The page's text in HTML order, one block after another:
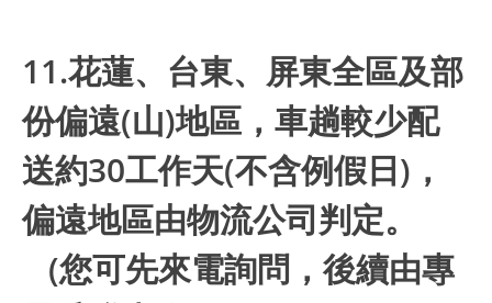
11.花蓮、台東、屏東全區及部
份偏遠(山)地區，車趟較少配
送約30工作天(不含例假日)，
偏遠地區由物流公司判定。
(您可先來電詢問，後續由專